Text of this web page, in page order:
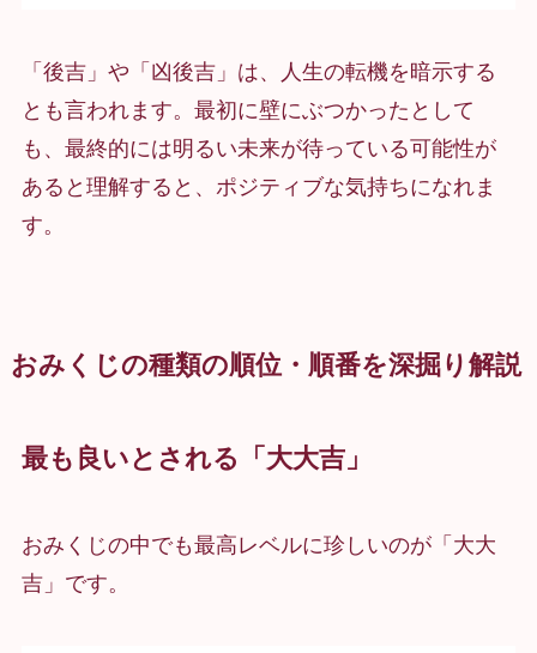
「後吉」や「凶後吉」は、人生の転機を暗示する
とも言われます。最初に壁にぶつかったとして
も、最終的には明るい未来が待っている可能性が
あると理解すると、ポジティブな気持ちになれま
す。
おみくじの種類の順位・順番を深掘り解説
最も良いとされる「大大吉」
おみくじの中でも最高レベルに珍しいのが「大大
吉」です。